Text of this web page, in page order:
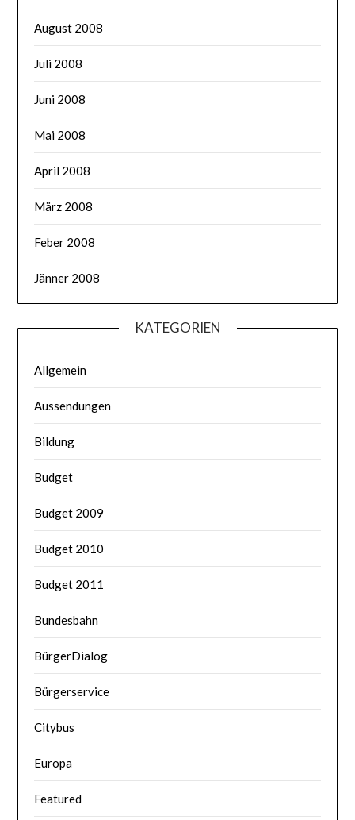
August 2008
Juli 2008
Juni 2008
Mai 2008
April 2008
März 2008
Feber 2008
Jänner 2008
KATEGORIEN
Allgemein
Aussendungen
Bildung
Budget
Budget 2009
Budget 2010
Budget 2011
Bundesbahn
BürgerDialog
Bürgerservice
Citybus
Europa
Featured